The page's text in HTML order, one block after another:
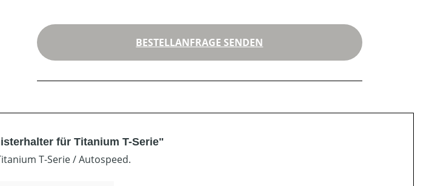
BESTELLANFRAGE SENDEN
für Titanium T-Serie"
T-Serie / Autospeed.